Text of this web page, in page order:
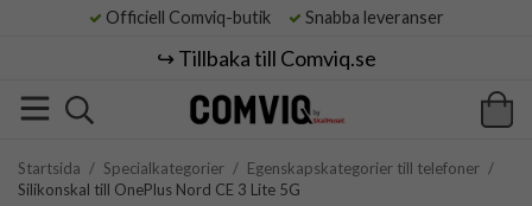
Officiell Comviq-butik Snabba leveranser
↪️ Tillbaka till Comviq.se
Startsida / Specialkategorier / Egenskapskategorier till telefoner /
Silikonskal till OnePlus Nord CE 3 Lite 5G